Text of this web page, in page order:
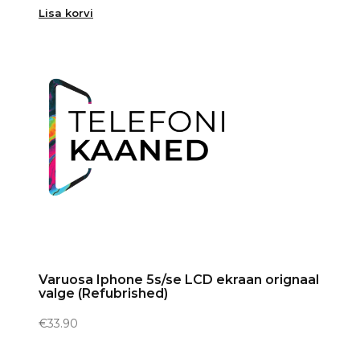
Lisa korvi
Varuosa Iphone 5s/se LCD ekraan orignaal
valge (Refubrished)
€33.90